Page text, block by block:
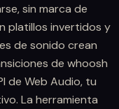
sin marca de
platillos invertidos y
de sonido crean
de whoosh
de Web Audio, tu
La herramienta